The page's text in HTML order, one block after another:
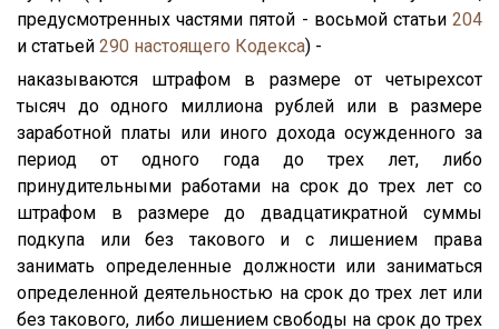
предусмотренных частями пятой - восьмой статьи 204
и статьей 290 настоящего Кодекса) -
наказываются штрафом в размере от четырехсот
тысяч до одного миллиона рублей или в размере
заработной платы или иного дохода осужденного за
период от одного года до трех лет, либо
принудительными работами на срок до трех лет со
штрафом в размере до двадцатикратной суммы
подкупа или без такового и с лишением права
занимать определенные должности или заниматься
определенной деятельностью на срок до трех лет или
без такового, либо лишением свободы на срок до трех